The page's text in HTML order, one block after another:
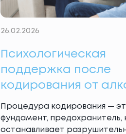
26.02.2026
Психологическая
поддержка после
кодирования от
Процедура кодирования —
фундамент, предохранитель,
останавливает